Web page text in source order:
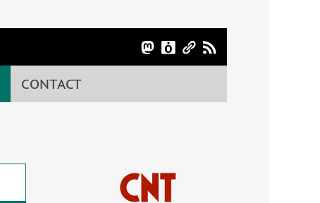
CONTACT